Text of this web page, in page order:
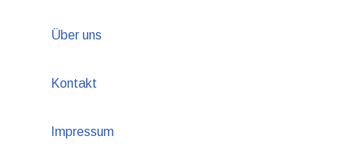
Über uns
Kontakt
Impressum